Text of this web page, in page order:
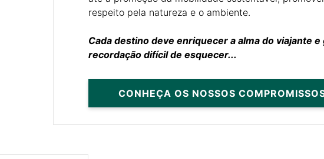
respeito pela natureza e o ambiente.
Cada destino deve enriquecer a alma do viajante e
recordação difícil de esquecer...